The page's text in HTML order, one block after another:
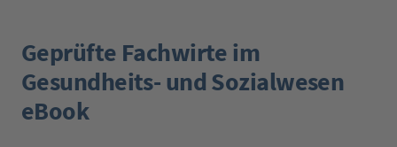
Geprüfte Fachwirte im
Gesundheits- und Sozialwesen
eBook